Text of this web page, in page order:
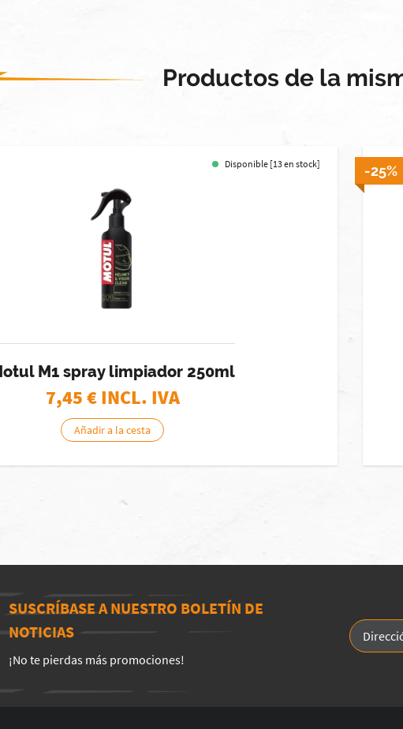
Productos de la
Disponible [13 en stock]
M1 spray limpiador 250ml
7,45€ INCL. IVA
Añadir a la cesta
-25%
SUSCRÍBASE A NUESTRO BOLETÍN DE
NOTICIAS
¡No te pierdas más promociones!